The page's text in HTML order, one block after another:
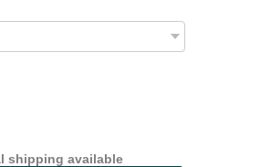
shipping available